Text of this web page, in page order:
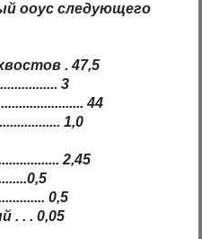
ооус следующего
. 47,5
3
44
1,0
2,45
0,5
. . . 0,05